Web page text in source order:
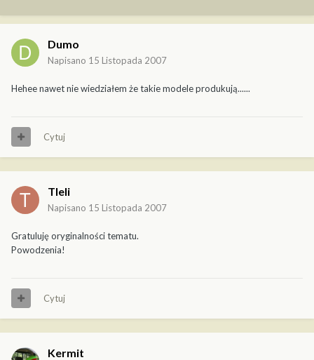
Dumo
Napisano 15 Listopada 2007
Hehee nawet nie wiedziałem że takie modele produkują......
Cytuj
Tleli
Napisano 15 Listopada 2007
Gratuluję oryginalności tematu.
Powodzenia!
Cytuj
Kermit